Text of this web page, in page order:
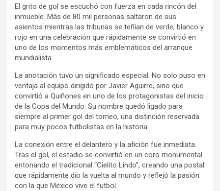
El grito de gol se escuchó con fuerza en cada rincón del
inmueble. Más de 80 mil personas saltaron de sus
asientos mientras las tribunas se teñían de verde, blanco y
rojo en una celebración que rápidamente se convirtió en
uno de los momentos más emblemáticos del arranque
mundialista.
La anotación tuvo un significado especial. No solo puso en
ventaja al equipo dirigido por Javier Aguirre, sino que
convirtió a Quiñones en uno de los protagonistas del inicio
de la Copa del Mundo. Su nombre quedó ligado para
siempre al primer gol del torneo, una distinción reservada
para muy pocos futbolistas en la historia.
La conexión entre el delantero y la afición fue inmediata.
Tras el gol, el estadio se convirtió en un coro monumental
entonando el tradicional “Cielito Lindo”, creando una postal
que rápidamente dio la vuelta al mundo y reflejó la pasión
con la que México vive el futbol.